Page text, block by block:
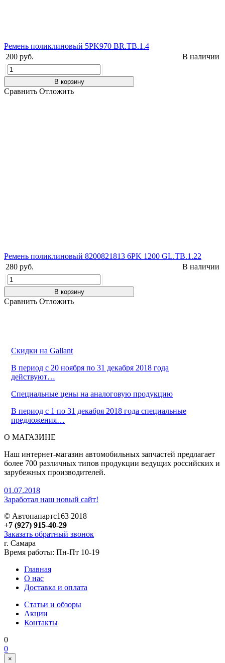
Ремень поликлиновый 5PK970 BR.TB.1.4
200 руб.
В наличии
В корзину
Сравнить Отложить
Ремень поликлиновый 8200821813 6PK 1200 GL.TB.1.22
280 руб.
В наличии
В корзину
Сравнить Отложить
Скидки на Gallant
В период с 20 ноября по 31 декабря 2018 года
действуют…
Cпециальные цены на аналоговую продукцию
В период с 1 по 31 декабря 2018 года специальные
предложения…
О МАГАЗИНЕ
Наш интернет-магазин автомобильных запчастей предлагает
более 700 различных типов продукции ведущих российских и
зарубежных производителей.
01.07.2018
Заработал наш новый сайт!
© Автопапартс163 2018
+7 (927) 915-40-29
Заказать обратный звонок
г. Самара
Время работы: Пн-Пт 10-19
Главная
О нас
Доставка и оплата
Статьи и обзоры
Акции
Контакты
0
0
×